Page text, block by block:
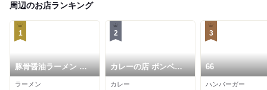
周辺のお店ランキング
1
豚骨醤油ラーメン 王
道家 柏店
ラーメン
2
カレーの店 ボンベイ
本店
カレー
3
66
ハンバーガー